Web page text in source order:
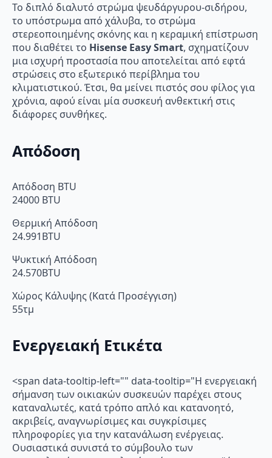
Το διπλό διαλυτό στρώμα ψευδάργυρου-σιδήρου,
το υπόστρωμα από χάλυβα, το στρώμα
στερεοποιημένης σκόνης και η κεραμική επίστρωση
που διαθέτει το Hisense Easy Smart, σχηματίζουν
μια ισχυρή προστασία που αποτελείται από εφτά
στρώσεις στο εξωτερικό περίβλημα του
κλιματιστικού. Έτσι, θα μείνει πιστός σου φίλος για
χρόνια, αφού είναι μία συσκευή ανθεκτική στις
διάφορες συνθήκες.
Απόδοση
Απόδοση BTU
24000 BTU
Θερμική Απόδοση
24.991BTU
Ψυκτική Απόδοση
24.570BTU
Χώρος Κάλυψης (Κατά Προσέγγιση)
55τμ
Ενεργειακή Ετικέτα
<span data-tooltip-left="" data-tooltip="Η ενεργειακή
σήμανση των οικιακών συσκευών παρέχει στους
καταναλωτές, κατά τρόπο απλό και κατανοητό,
ακριβείς, αναγνωρίσιμες και συγκρίσιμες
πληροφορίες για την κατανάλωση ενέργειας.
Ουσιαστικά συνιστά το σύμβουλο των